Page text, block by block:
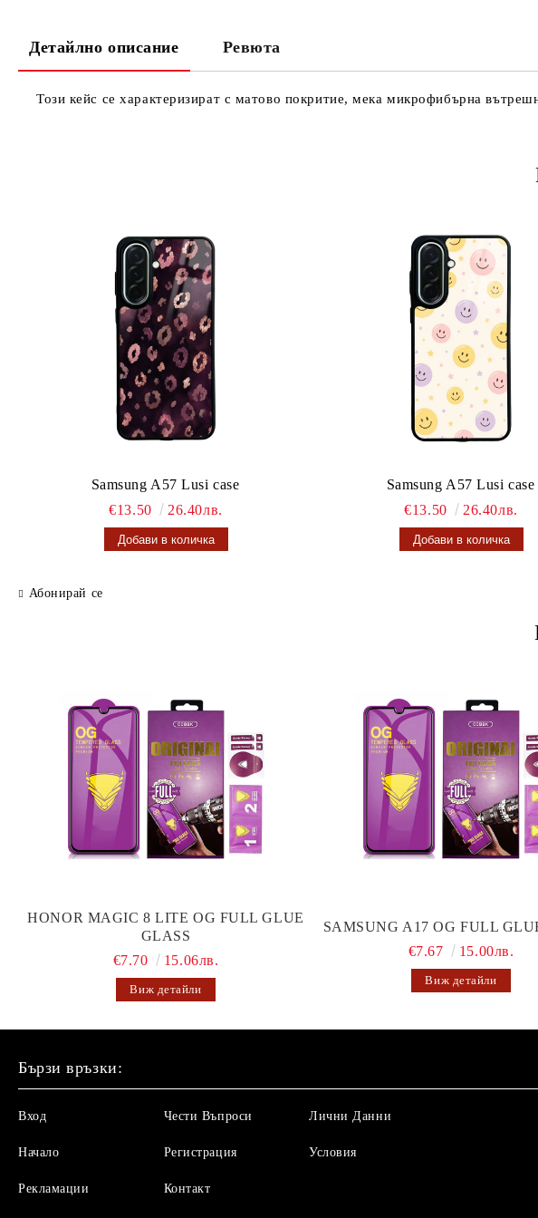
Детайлно описание Ревюта
Този кейс се характеризират с матово покритие, мека микрофибърна
Samsung A57 Lusi case
€13.50
26.40лв.
Samsung A57 Lusi case
€13.50
26.40лв.
Абонирай се
HONOR MAGIC 8 LITE OG FULL GLUE
GLASS
€7.70
15.06лв.
Виж детайли
SAMSUNG A17 OG FULL
€7.67
15.00лв.
Виж детайли
Бързи връзки:
Вход
Начало
Рекламации
Чести Въпроси
Регистрация
Контакт
Лични Данни
Условия